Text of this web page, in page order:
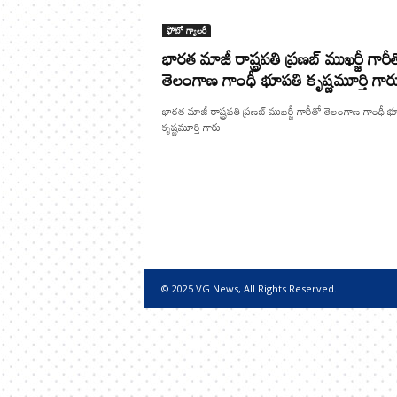
ఫోటో గ్యాలరీ
భారత మాజీ రాష్ట్రపతి ప్రణబ్ ముఖర్జీ
తెలంగాణ గాంధీ భూపతి కృష్ణమూర్తి
భారత మాజీ రాష్ట్రపతి ప్రణబ్ ముఖర్జీ గారీతో తెలంగాణ గాంధీ
కృష్ణమూర్తి గారు
© 2025 VG News, All Rights Reserved.